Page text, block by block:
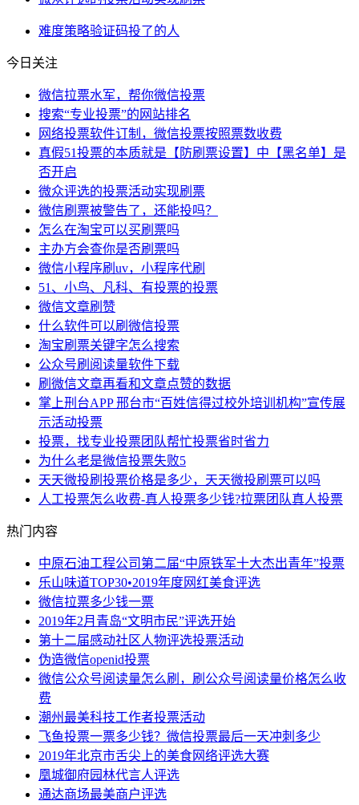
难度策略验证码投了的人
今日关注
微信拉票水军，帮你微信投票
搜索“专业投票”的网站排名
网络投票软件订制，微信投票按照票数收费
真假51投票的本质就是【防刷票设置】中【黑名单】是
否开启
微众评选的投票活动实现刷票
微信刷票被警告了，还能投吗？
怎么在淘宝可以买刷票吗
主办方会查你是否刷票吗
微信小程序刷uv，小程序代刷
51、小鸟、凡科、有投票的投票
微信文章刷赞
什么软件可以刷微信投票
淘宝刷票关键字怎么搜索
公众号刷阅读量软件下载
刷微信文章再看和文章点赞的数据
掌上刑台APP 邢台市“百姓信得过校外培训机构”宣传展
示活动投票
投票，找专业投票团队帮忙投票省时省力
为什么老是微信投票失败5
天天微投刷投票价格是多少，天天微投刷票可以吗
人工投票怎么收费-真人投票多少钱?拉票团队真人投票
热门内容
中原石油工程公司第二届“中原铁军十大杰出青年”投票
乐山味道TOP30•2019年度网红美食评选
微信拉票多少钱一票
2019年2月青岛“文明市民”评选开始
第十二届感动社区人物评选投票活动
伪造微信openid投票
微信公众号阅读量怎么刷，刷公众号阅读量价格怎么收
费
潮州最美科技工作者投票活动
飞鱼投票一票多少钱？微信投票最后一天冲刺多少
2019年北京市舌尖上的美食网络评选大赛
凰城御府园林代言人评选
通达商场最美商户评选